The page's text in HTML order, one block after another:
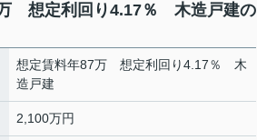
想定利回り4.17％ 木造戸建の
想定賃料年87万 想定利回り4.17％ 木
造戸建
2,100万円